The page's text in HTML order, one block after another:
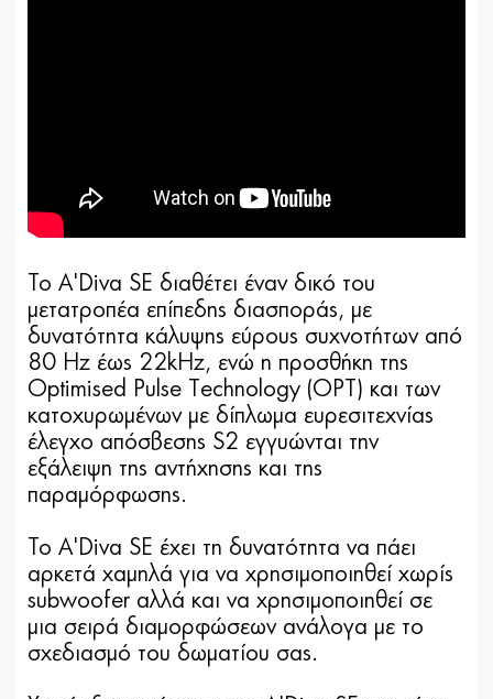
Το A'Diva SE διαθέτει έναν δικό του
μετατροπέα επίπεδης διασποράς, με
δυνατότητα κάλυψης εύρους συχνοτήτων από
80 Hz έως 22kHz, ενώ η προσθήκη της
Optimised Pulse Technology (OPT) και των
κατοχυρωμένων με δίπλωμα ευρεσιτεχνίας
έλεγχο απόσβεσης S2 εγγυώνται την
εξάλειψη της αντήχησης και της
παραμόρφωσης.
Το A'Diva SE έχει τη δυνατότητα να πάει
αρκετά χαμηλά για να χρησιμοποιηθεί χωρίς
subwoofer αλλά και να χρησιμοποιηθεί σε
μια σειρά διαμορφώσεων ανάλογα με το
σχεδιασμό του δωματίου σας.